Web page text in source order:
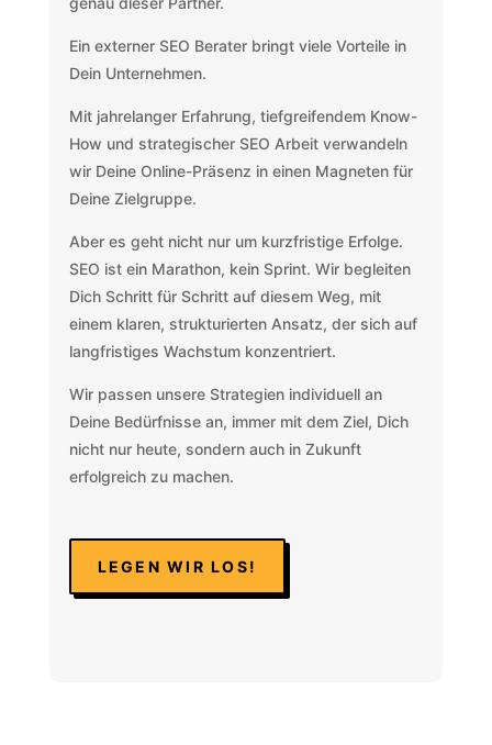
Ein externer SEO Berater bringt viele Vorteile in
Dein Unternehmen.
Mit jahrelanger Erfahrung, tiefgreifendem Know-
How und strategischer SEO Arbeit verwandeln
wir Deine Online-Präsenz in einen Magneten für
Deine Zielgruppe.
Aber es geht nicht nur um kurzfristige Erfolge.
SEO ist ein Marathon, kein Sprint. Wir begleiten
Dich Schritt für Schritt auf diesem Weg, mit
einem klaren, strukturierten Ansatz, der sich auf
langfristiges Wachstum konzentriert.
Wir passen unsere Strategien individuell an
Deine Bedürfnisse an, immer mit dem Ziel, Dich
nicht nur heute, sondern auch in Zukunft
erfolgreich zu machen.
LEGEN WIR LOS!